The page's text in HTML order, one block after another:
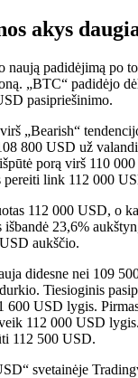
akys
naują padidėjimą po
„BTC“ padidėjo
pasipriešinimo.
„Bearish“
800 USD už
porą virš 110
pereiti link 112 000
112 000 USD, o
išbandė 23,6%
aukščio.
didesne nei 109
Tiesioginis
600 USD lygis.
112 000 USD
112 500 USD.
svetainėje